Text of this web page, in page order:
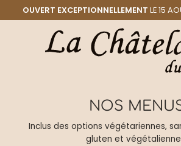
OUVERT EXCEPTIONNELLEMENT LE 15
NOS
Inclus des options végétariennes,
gluten et